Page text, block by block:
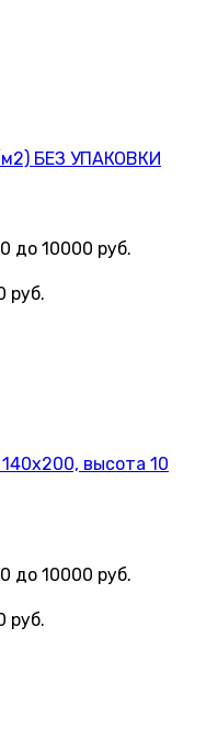
м2) БЕЗ УПАКОВКИ
высота 10